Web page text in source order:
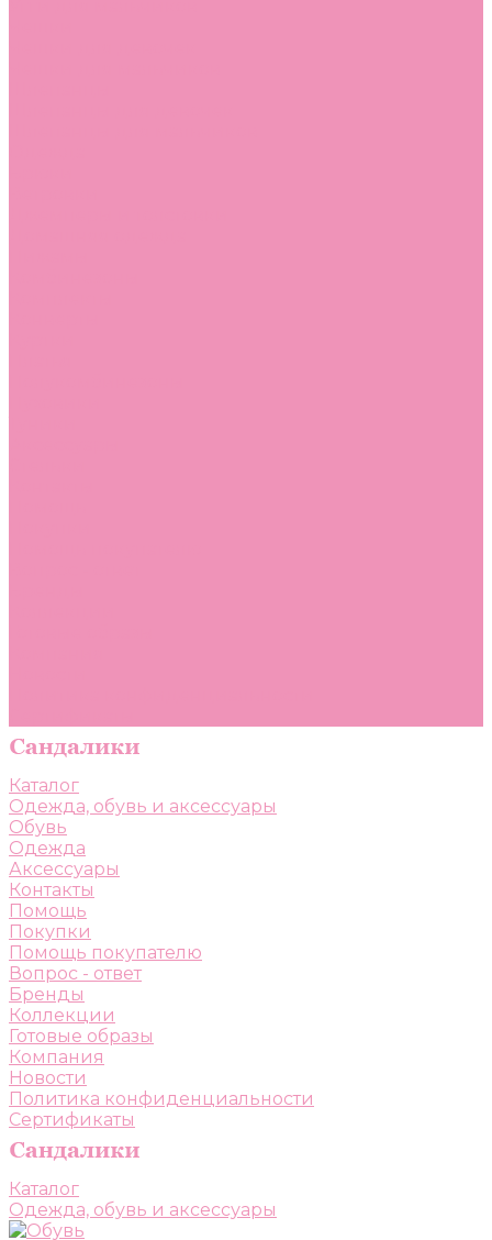
Каталог
Одежда, обувь и аксессуары
Обувь
Одежда
Аксессуары
Контакты
Помощь
Покупки
Помощь покупателю
Вопрос - ответ
Бренды
Коллекции
Готовые образы
Компания
Новости
Политика конфиденциальности
Сертификаты
Каталог
Одежда, обувь и аксессуары